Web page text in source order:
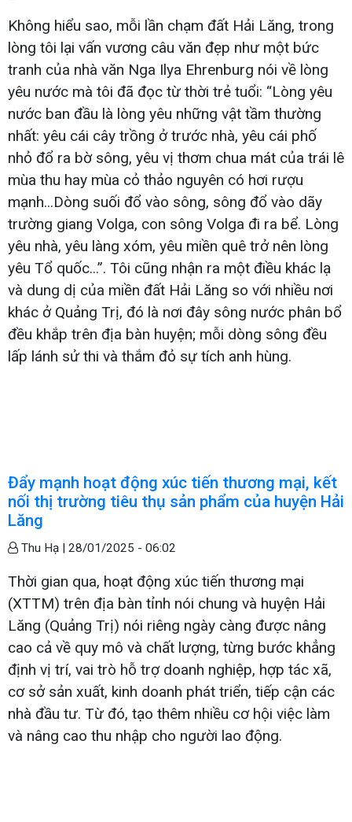
Không hiểu sao, mỗi lần chạm đất Hải Lăng, trong
lòng tôi lại vấn vương câu văn đẹp như một bức
tranh của nhà văn Nga Ilya Ehrenburg nói về lòng
yêu nước mà tôi đã đọc từ thời trẻ tuổi: “Lòng yêu
nước ban đầu là lòng yêu những vật tầm thường
nhất: yêu cái cây trồng ở trước nhà, yêu cái phố
nhỏ đổ ra bờ sông, yêu vị thơm chua mát của trái lê
mùa thu hay mùa cỏ thảo nguyên có hơi rượu
mạnh...Dòng suối đổ vào sông, sông đổ vào dãy
trường giang Volga, con sông Volga đi ra bể. Lòng
yêu nhà, yêu làng xóm, yêu miền quê trở nên lòng
yêu Tổ quốc...”. Tôi cũng nhận ra một điều khác lạ
và dung dị của miền đất Hải Lăng so với nhiều nơi
khác ở Quảng Trị, đó là nơi đây sông nước phân bổ
đều khắp trên địa bàn huyện; mỗi dòng sông đều
lấp lánh sử thi và thắm đỏ sự tích anh hùng.
Đẩy mạnh hoạt động xúc tiến thương mại, kết
nối thị trường tiêu thụ sản phẩm của huyện Hải
Lăng
Thu Hạ | 28/01/2025 - 06:02
Thời gian qua, hoạt động xúc tiến thương mại
(XTTM) trên địa bàn tỉnh nói chung và huyện Hải
Lăng (Quảng Trị) nói riêng ngày càng được nâng
cao cả về quy mô và chất lượng, từng bước khẳng
định vị trí, vai trò hỗ trợ doanh nghiệp, hợp tác xã,
cơ sở sản xuất, kinh doanh phát triển, tiếp cận các
nhà đầu tư. Từ đó, tạo thêm nhiều cơ hội việc làm
và nâng cao thu nhập cho người lao động.